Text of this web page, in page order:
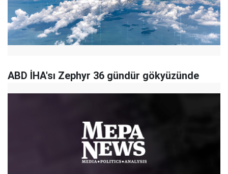
ABD İHA'sı Zephyr 36 gündür gökyüzünde